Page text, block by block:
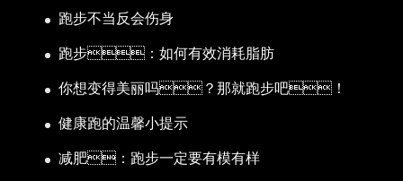
跑步不当反会伤身
跑步：如何有效消耗脂肪
你想变得美丽吗？那就跑步吧！
健康跑的温馨小提示
减肥：跑步一定要有模有样